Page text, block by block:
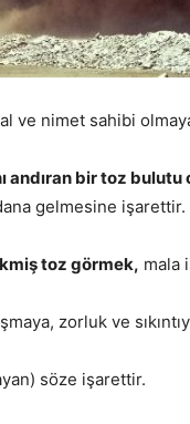
ve nimet sahibi
andıran bir toz
gelmesine işarettir.
toz görmek, mala
zorluk ve
söze işarettir.